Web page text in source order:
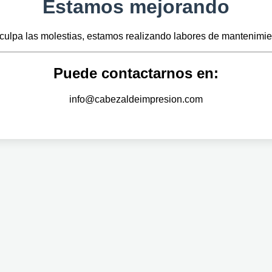
Estamos mejorando
las molestias, estamos realizando labores de
Puede contactarnos en:
info@cabezaldeimpresion.com